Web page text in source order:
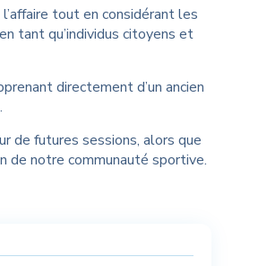
tout en considérant les
tant qu’individus citoyens et
directement d’un ancien
de futures sessions, alors que
de notre communauté sportive.